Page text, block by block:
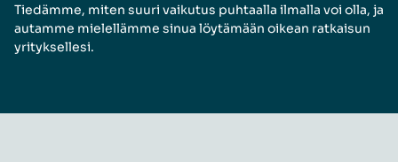
Tiedämme, miten suuri vaikutus puhtaalla ilmalla voi olla, ja
autamme mielellämme sinua löytämään oikean ratkaisun
yrityksellesi.